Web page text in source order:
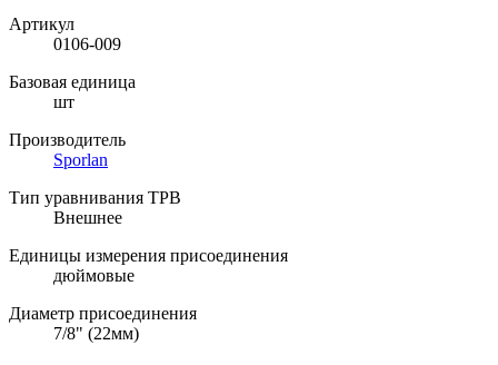
Артикул
0106-009
Базовая единица
шт
Производитель
Sporlan
Тип уравнивания ТРВ
Внешнее
Единицы измерения присоединения
дюймовые
Диаметр присоединения
7/8" (22мм)